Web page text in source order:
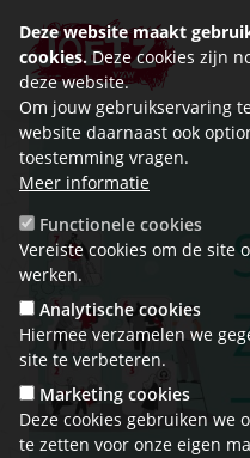
Deze website maakt
cookies. Deze cookies zijn
deze website.
Om jouw gebruikservaring
website daarnaast ook
toestemming vragen.
Meer informatie
Functionele cookies
Vereiste cookies om de site
werken.
Analytische cookies
Hiermee verzamelen we
site te verbeteren.
Marketing cookies
Deze cookies gebruiken we
te zetten voor onze eigen